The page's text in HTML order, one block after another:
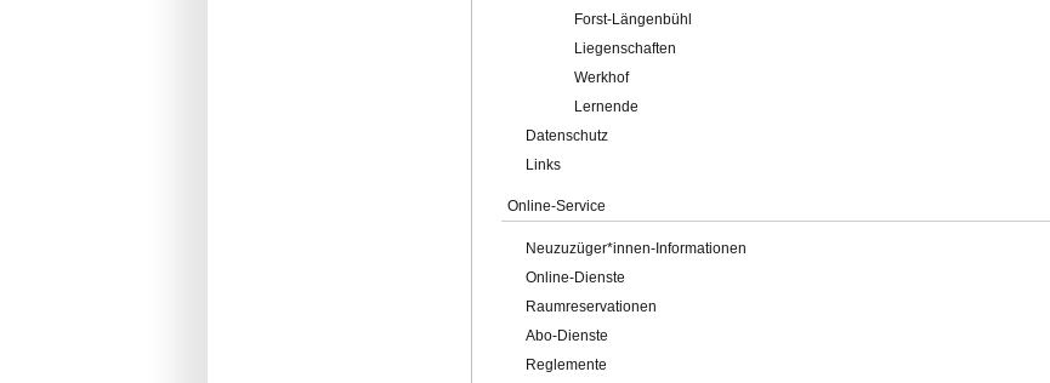
Forst-Längenbühl
Liegenschaften
Werkhof
Lernende
Datenschutz
Links
Online-Service
Neuzuzüger*innen-Informationen
Online-Dienste
Raumreservationen
Abo-Dienste
Reglemente